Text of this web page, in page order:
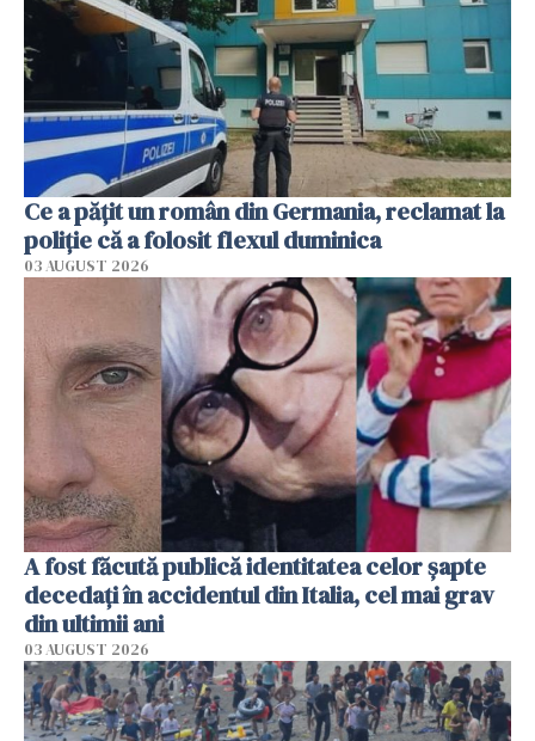
Ce a pățit un român din Germania, reclamat la
poliție că a folosit flexul duminica
03 AUGUST 2026
A fost făcută publică identitatea celor șapte
decedați în accidentul din Italia, cel mai grav
din ultimii ani
03 AUGUST 2026